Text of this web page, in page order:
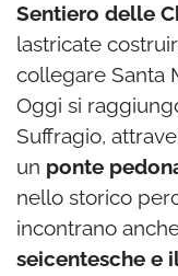
Sentiero delle
lastricate
collegare Santa
Oggi si
Suffragio,
un ponte
nello storico
incontrano
seicentesche e